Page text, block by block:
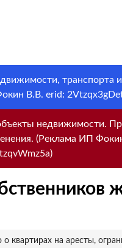
транспорта
В.В. erid:
недвижимости.
(Реклама ИП
квартирах на аресты,